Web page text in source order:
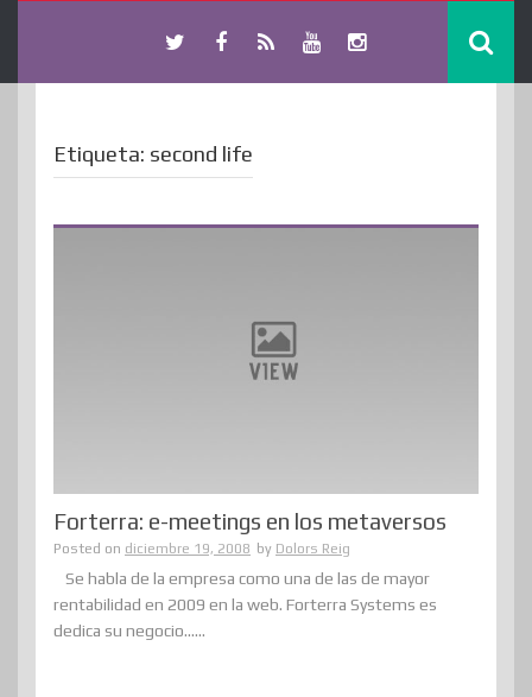
Etiqueta: second life
Forterra: e-meetings en los metaversos
Posted on diciembre 19, 2008 by Dolors Reig
Se habla de la empresa como una de las de mayor
rentabilidad en 2009 en la web. Forterra Systems es
dedica su negocio......